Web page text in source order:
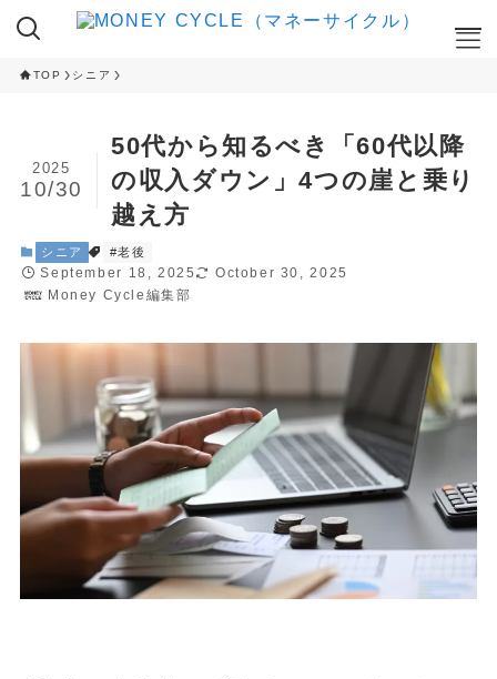
ここが知りたい
NISA
iDeCo
RANKING
クレカ積立ランキング
NISA 投資信託ランキング
CAMPAIGN
ハイステータスカード 入会キャンペーン
ネット証券 新規口座開設キャンペーン
CAMPAIGN
金・プラチナ買取相場
Vintage Watch Market
TOP シニア
50代から知るべき「60代以降
の収入ダウン」4つの崖と乗り
越え方
2025
10/30
シニア #老後
September 18, 2025
October 30, 2025
Money Cycle編集部